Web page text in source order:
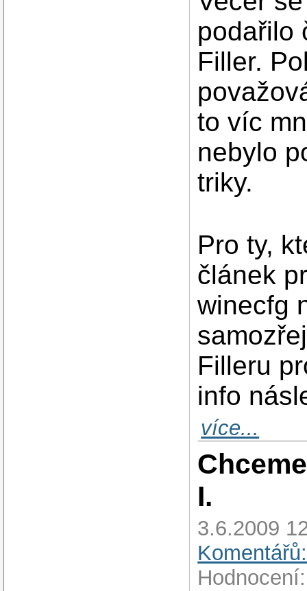
podařilo
Filler.
to víc
nebylo
triky.
Pro ty,
článek
winecfg
Filleru
info
více...
I.
3.6.2009